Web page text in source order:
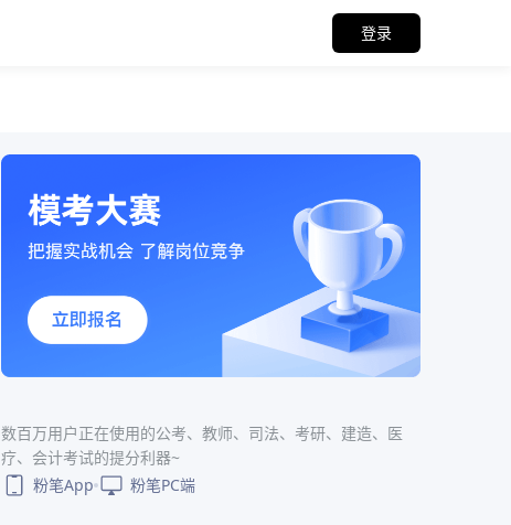
登录
数百万用户正在使用的公考、教师、司法、考研、建造、医
疗、会计考试的提分利器~
粉笔App
粉笔PC端